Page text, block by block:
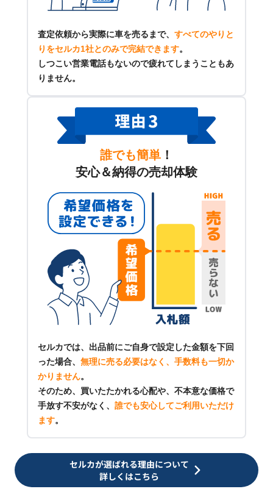
査定依頼から実際に車を売るまで、 すべてのやりと
りをセルカ1社とのみで完結できます。
しつこい営業電話もないので疲れてしまうこともあ
りません。
誰でも簡単 ！
安心＆納得の売却体験
セルカでは、出品前にご自身で設定した金額を下回
った場合、 無理に売る必要はなく、手数料も一切か
かりません。
そのため、買いたたかれる心配や、不本意な価格で
手放す不安がなく、 誰でも安心してご利用いただけ
ます。
セルカが選ばれる理由について
詳しくはこちら